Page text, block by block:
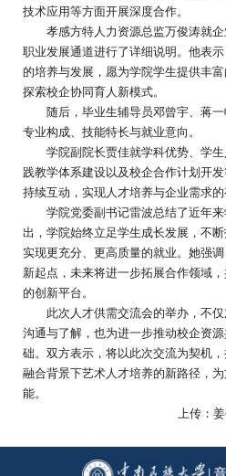
技术应用等方面开展深度合作。
孝感方特人力资源总监万俊涛就
职业发展通道进行了详细说明。他表
的培养与发展，愿为学院学生提供丰
探索校企协同育人新模式。
随后，毕业生辅导员邓曾宇、蒋
专业构成、技能特长与就业意向。
学院副院长贾佳就学科优势、学
践教学体系建设以及校企合作计划开
持续互动，实现人才培养与企业需求的
学院党委副书记雷波总结了近年
出，学院始终立足学生成长发展，不
实现更充分、更高质量的就业。她强
新起点，未来将进一步拓展合作领域
的创新平台。
此次人才供需交流会的举办，不
沟通与了解，也为进一步推动校企资
础。双方表示，将以此次交流为契机
融合背景下艺术人才培养的新路径，
能。
上传：